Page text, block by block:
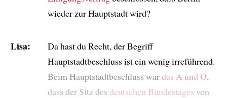
wieder zur Hauptstadt wird?
Lisa:
Da hast du Recht, der Begriff
Hauptstadtbeschluss ist ein wenig irreführend.
Beim Hauptstadtbeschluss wardas A und O,
dass der Sitz des deutschen Bundestages von